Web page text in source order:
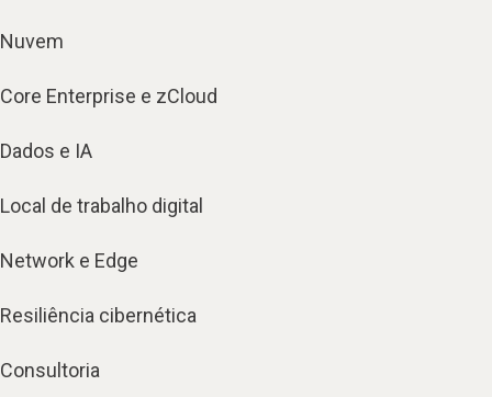
Nuvem
Core Enterprise e zCloud
Dados e IA
Local de trabalho digital
Network e Edge
Resiliência cibernética
Consultoria